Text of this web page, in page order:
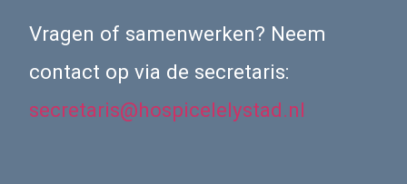
Vragen of samenwerken? Neem
contact op via de secretaris:
secretaris@hospicelelystad.nl